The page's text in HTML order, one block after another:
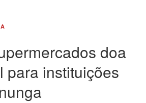
doa
para instituições